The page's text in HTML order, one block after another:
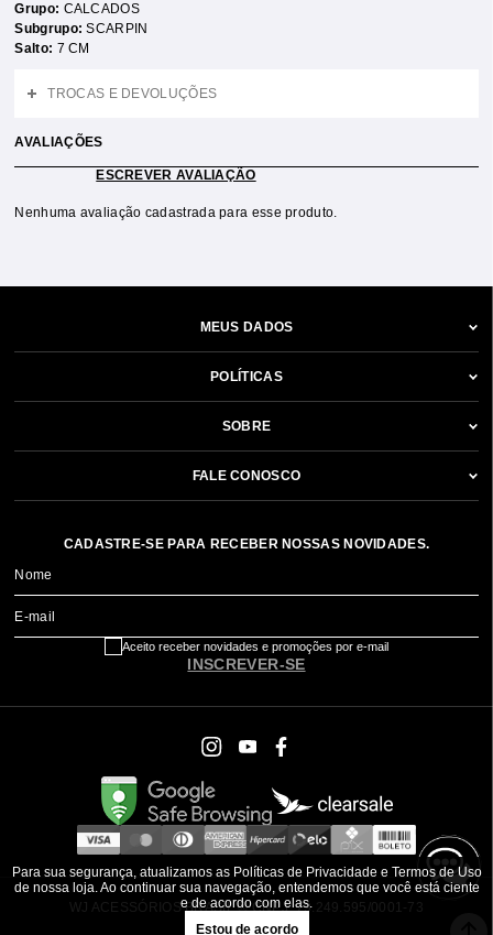
Grupo: CALCADOS
Subgrupo:SCARPIN
Salto: 7 CM
TROCAS E DEVOLUÇÕES
AVALIAÇÕES
ESCREVER AVALIAÇÃO
Nenhuma avaliação cadastrada para esse produto.
MEUS DADOS
POLÍTICAS
SOBRE
FALE CONOSCO
CADASTRE-SE PARA RECEBER NOSSAS NOVIDADES.
Nome
E-mail
INSCREVER-SE
Aceito receber novidades e promoções por e-mail
WJ ACESSÓRIOS BRASIL ® CNPJ: 79.249.595/0001-73
Para sua segurança, atualizamos as Políticas de Privacidade e Termos de Uso
de nossa loja. Ao continuar sua navegação, entendemos que você está ciente
e de acordo com elas.
Estou de acordo